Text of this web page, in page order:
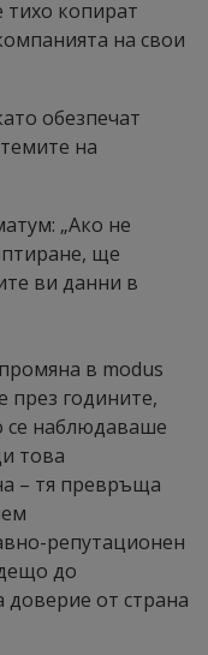
тихо копират
на свои
обезпечат
на
„Ако не
ще
ви данни в
в modus
през годините,
се наблюдаваше
това
– тя превръща
репутационен
до
доверие от страна